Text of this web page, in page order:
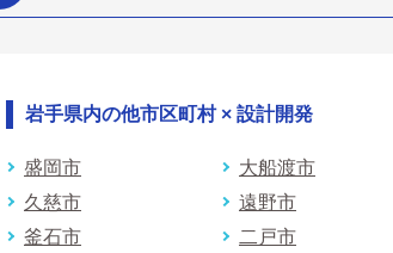
岩手県内の他市区町村 × 設計開発
盛岡市 大船渡市
久慈市
遠野市
釜石市
二戸市